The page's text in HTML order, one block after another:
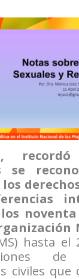
,
se
hasta el
civiles